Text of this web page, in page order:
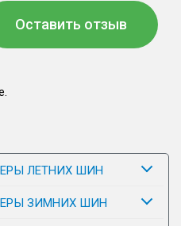
Оставить отзыв
ЛЕТНИХ ШИН
ЗИМНИХ ШИН